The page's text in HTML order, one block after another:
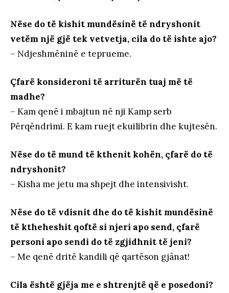
Nëse do të kishit mundësinë të ndryshonit
vetëm një gjë tek vetvetja, cila do të ishte ajo?
– Ndjeshmëninë e teprueme.
Çfarë konsideroni të arriturën tuaj më të
madhe?
– Kam qenë i mbajtun në nji Kamp serb
Përqëndrimi. E kam ruejt ekuilibrin dhe kujtesën.
Nëse do të mund të kthenit kohën, çfarë do të
ndryshonit?
– Kisha me jetu ma shpejt dhe intensivisht.
Nëse do të vdisnit dhe do të kishit mundësinë
të ktheheshit qoftë si njeri apo send, çfarë
personi apo sendi do të zgjidhnit të jeni?
– Me qenë dritë kandili që qartëson gjânat!
Cila është gjëja me e shtrenjtë që e posedoni?